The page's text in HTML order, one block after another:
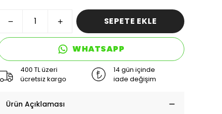
SEPETE EKLE
WHATSAPP
400 TL üzeri
ücretsiz kargo
14 gün içinde
iade değişim
Ürün Açıklaması